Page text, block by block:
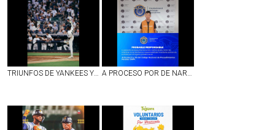
TRIUNFOS DE YANKEES Y BOSTON EN LA JORNADA DEL LUNES EN LAS GRANDES LIGAS A PROCESO POR DE NARCOMENUDEO SUJETO DETENIDO EN EJIDO DE PEÑUELAS, AGS